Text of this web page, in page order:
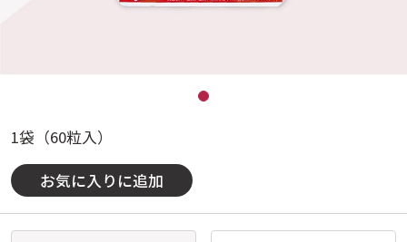
1袋（60粒入）
お気に入りに追加